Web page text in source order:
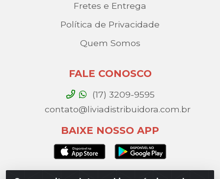
Fretes e Entrega
Política de Privacidade
Quem Somos
FALE CONOSCO
(17) 3209-9595
contato@liviadistribuidora.com.br
BAIXE NOSSO APP